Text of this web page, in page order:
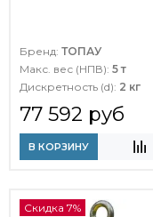
Бренд: ТОПАУ
Макс. вес (НПВ): 5 т
Дискретность (d): 2 кг
77 592 руб
В КОРЗИНУ
Скидка 7%